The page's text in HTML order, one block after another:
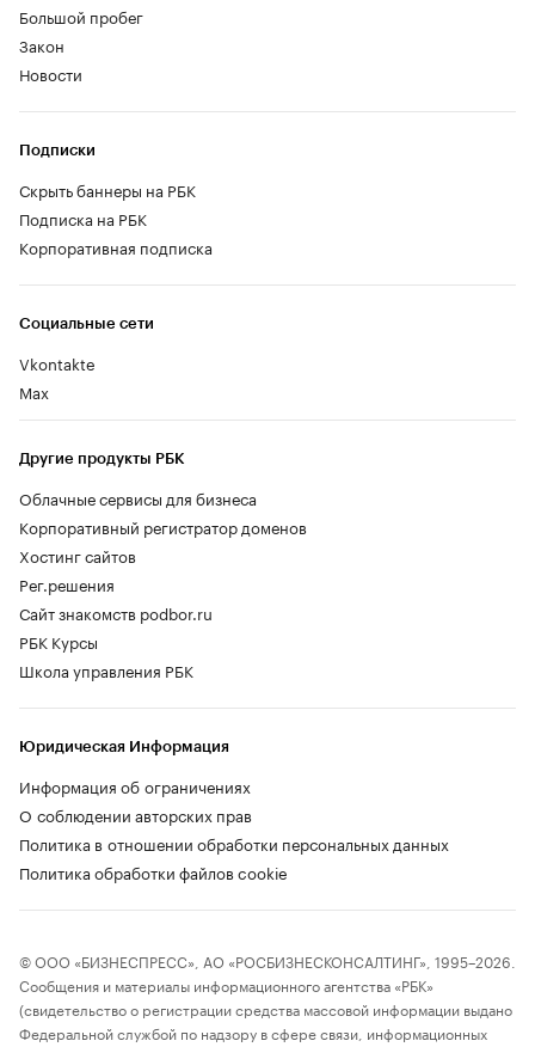
Большой пробег
Закон
Новости
Социальные сети
Vkontakte
Max
Другие продукты РБК
Облачные сервисы для бизнеса
Корпоративный регистратор доменов
Хостинг сайтов
Рег.решения
Сайт знакомств podbor.ru
РБК Курсы
Школа управления РБК
Подписки
Скрыть баннеры на РБК
Подписка на РБК
Корпоративная подписка
Юридическая Информация
Информация об ограничениях
О соблюдении авторских прав
Политика в отношении обработки персональных данных
Политика обработки файлов cookie
© ООО «БИЗНЕСПРЕСС», АО «РОСБИЗНЕСКОНСАЛТИНГ», 1995–2026.
Сообщения и материалы информационного агентства «РБК»
(свидетельство о регистрации средства массовой информации выдано
Федеральной службой по надзору в сфере связи, информационных